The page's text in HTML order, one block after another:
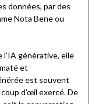
données, par des
Nota Bene ou
générative, elle
et
est souvent
d’œil exercé. De